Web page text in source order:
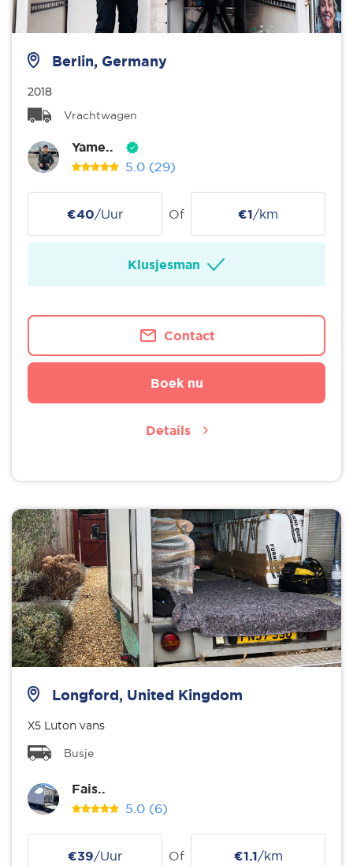
Berlin, Germany
2018
Vrachtwagen
Yame..
5.0 (29)
€40/Uur Of €1/km
Klusjesman
Contact
Boek nu
Details
Longford, United Kingdom
X5 Luton vans
Busje
Fais..
5.0 (6)
€39/Uur Of €1.1/km